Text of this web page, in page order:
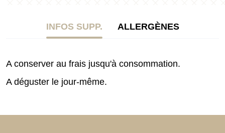
INFOS SUPP. ALLERGÈNES
A conserver au frais jusqu'à consommation.
A déguster le jour-même.